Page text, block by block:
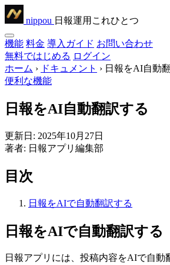
nippou 日報運用これひとつ
機能 料金 導入ガイド お問い合わせ
無料ではじめる ログイン
ホーム › ドキュメント › 日報をAI自動
便利な機能
日報をAI自動翻訳する
更新日: 2025年10月27日
著者: 日報アプリ編集部
目次
日報をAIで自動翻訳する
日報をAIで自動翻訳する
日報アプリには、投稿内容をAIで自動